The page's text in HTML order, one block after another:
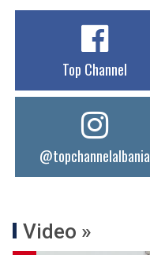
Top Channel
@topchannelalbania
Video »